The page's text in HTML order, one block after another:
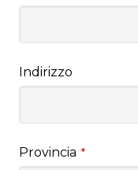
Indirizzo
Provincia *